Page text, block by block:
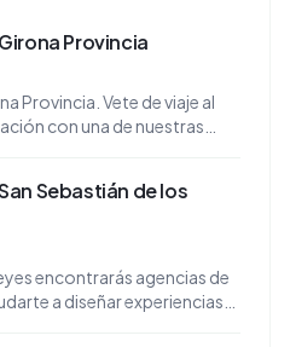
Provincia
Provincia. Vete de viaje al
con una de nuestras
Sebastián de los
encontrarás agencias de
a diseñar experiencias